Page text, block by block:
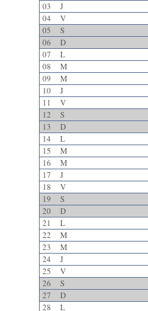
03
J
04
V
05
S
06
D
07
L
08
M
09
M
10
J
11
V
12
S
13
D
14
L
15
M
16
M
17
J
18
V
19
S
20
D
21
L
22
M
23
M
24
J
25
V
26
S
27
D
28
L